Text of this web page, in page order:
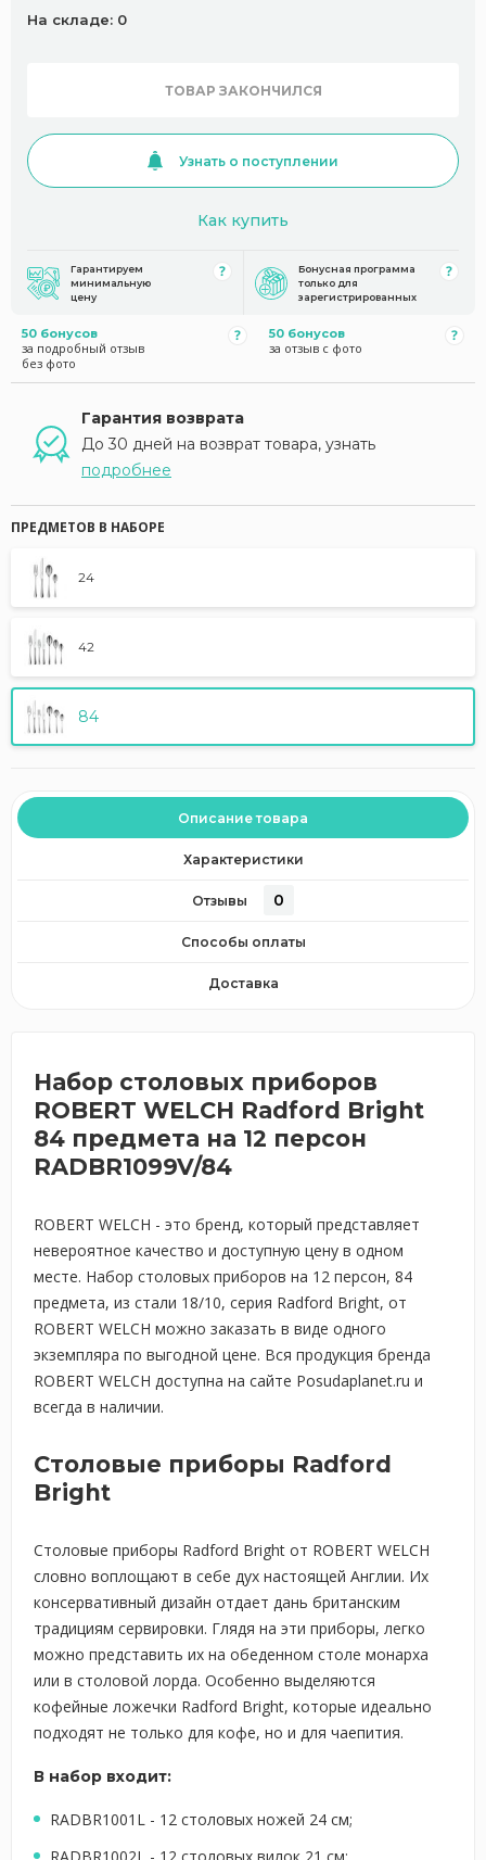
На складе: 0
ТОВАР ЗАКОНЧИЛСЯ
Узнать о поступлении
Как купить
Гарантируем
минимальную
цену
Бонусная программа
только для
зарегистрированных
50 бонусов
за подробный отзыв
без фото
50 бонусов
за отзыв с фото
Гарантия возврата
До 30 дней на возврат товара, узнать
подробнее
ПРЕДМЕТОВ В НАБОРЕ
24
42
84
Описание товара
Характеристики
Отзывы 0
Способы оплаты
Доставка
Набор столовых приборов
ROBERT WELCH Radford Bright
84 предмета на 12 персон
RADBR1099V/84
ROBERT WELCH - это бренд, который представляет
невероятное качество и доступную цену в одном
месте. Набор столовых приборов на 12 персон, 84
предмета, из стали 18/10, серия Radford Bright, от
ROBERT WELCH можно заказать в виде одного
экземпляра по выгодной цене. Вся продукция бренда
ROBERT WELCH доступна на сайте Posudaplanet.ru и
всегда в наличии.
Столовые приборы Radford
Bright
Столовые приборы Radford Bright от ROBERT WELCH
словно воплощают в себе дух настоящей Англии. Их
консервативный дизайн отдает дань британским
традициям сервировки. Глядя на эти приборы, легко
можно представить их на обеденном столе монарха
или в столовой лорда. Особенно выделяются
кофейные ложечки Radford Bright, которые идеально
подходят не только для кофе, но и для чаепития.
В набор входит:
RADBR1001L - 12 столовых ножей 24 см;